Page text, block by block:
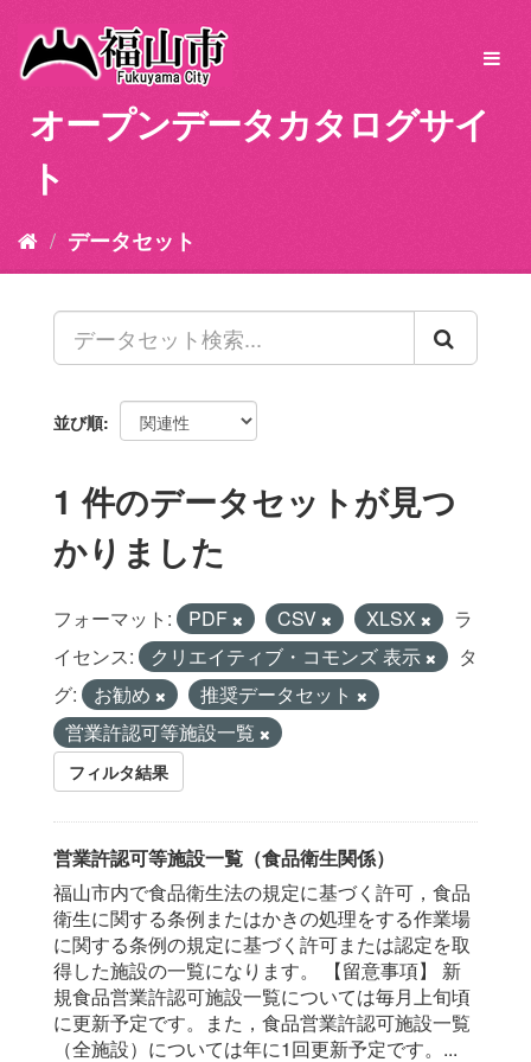
オープンデータカタログサイ
ト
データセット
並び順
1 件のデータセットが見つ
かりました
フォーマット: PDF CSV XLSX
ラ
イセンス:
クリエイティブ・コモンズ 表示
タ
グ:
お勧め
推奨データセット
営業許認可等施設一覧
フィルタ結果
営業許認可等施設一覧（食品衛生関係）
福山市内で食品衛生法の規定に基づく許可，食品
衛生に関する条例またはかきの処理をする作業場
に関する条例の規定に基づく許可または認定を取
得した施設の一覧になります。 【留意事項】 新
規食品営業許認可施設一覧については毎月上旬頃
に更新予定です。また，食品営業許認可施設一覧
（全施設）については年に1回更新予定です。...